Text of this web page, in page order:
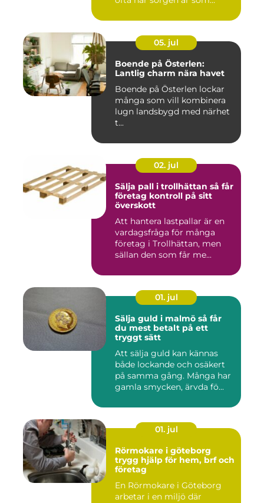
05. jul
Boende på Österlen:
Lantlig charm nära havet
Boende på Österlen lockar
många som vill kombinera
lugn landsbygd med närhet
t...
02. jul
Sälja pall i trollhättan så får
företag kontroll på sitt
överskott
Att hantera lastpallar är en
vardagsfråga för många
företag i Trollhättan, men
sällan den som får me...
01. jul
Sälja guld i malmö så får
du mest betalt på ett
tryggt sätt
Att sälja guld kan kännas
både lockande och osäkert
på samma gång. Många har
gamla smycken, ärvda fö...
01. jul
Rörmokare i göteborg
trygg hjälp för hem, brf och
företag
En Rörmokare i Göteborg
arbetar i en miljö där